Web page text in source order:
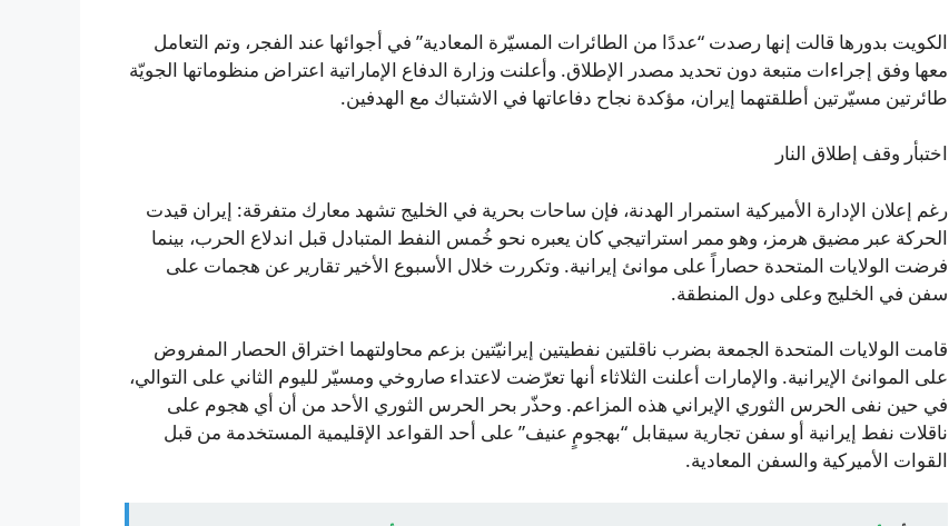
الكويت بدورها قالت إنها رصدت “عددًا من الطائرات المسيّرة المعادية” في أجوائها عند الفجر، وتم التعامل
معها وفق إجراءات متبعة دون تحديد مصدر الإطلاق. وأعلنت وزارة الدفاع الإماراتية اعتراض منظوماتها الجويّة
طائرتين مسيّرتين أطلقتهما إيران، مؤكدة نجاح دفاعاتها في الاشتباك مع الهدفين.
اختبأر وقف إطلاق النار
رغم إعلان الإدارة الأميركية استمرار الهدنة، فإن ساحات بحرية في الخليج تشهد معارك متفرقة: إيران قيدت
الحركة عبر مضيق هرمز، وهو ممر استراتيجي كان يعبره نحو خُمس النفط المتبادل قبل اندلاع الحرب، بينما
فرضت الولايات المتحدة حصاراً على موانئ إيرانية. وتكررت خلال الأسبوع الأخير تقارير عن هجمات على
سفن في الخليج وعلى دول المنطقة.
قامت الولايات المتحدة الجمعة بضرب ناقلتين نفطيتين إيرانيّتين بزعم محاولتهما اختراق الحصار المفروض
على الموانئ الإيرانية. والإمارات أعلنت الثلاثاء أنها تعرّضت لاعتداء صاروخي ومسيّر لليوم الثاني على التوالي،
في حين نفى الحرس الثوري الإيراني هذه المزاعم. وحذّر بحر الحرس الثوري الأحد من أن أي هجوم على
ناقلات نفط إيرانية أو سفن تجارية سيقابل “بهجومٍ عنيف” على أحد القواعد الإقليمية المستخدمة من قبل
القوات الأميركية والسفن المعادية.